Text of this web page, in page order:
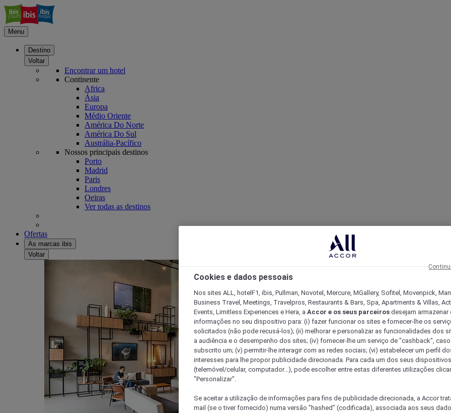
Menu
Destino
Voltar
Encontrar um hotel
Continente
Africa
Ásia
Europa
Médio Oriente
América Do Norte
América Do Sul
Austrália-Pacífico
Nossos principais destinos
Porto
Madrid
Paris
Londres
Oeiras
Ver todas as destinos
Ofertas
As marcas ibis
Voltar
Cookies e dados pessoais
Nos sites ALL, hotelF1, ibis, Pullman, Novotel, Mercure, MGallery, Sofitel, Movenpick,
Business Travel, Meetings, Travelpros, Restaurants & Bars, Spa, Apartments & Villas,
Events, Limitless Experiences e Hera, a Accor e os seus parceiros desejam armazenar
informações no seu dispositivo para: (i) fazer funcionar os sites e fornecer-lhe os
solicitados (não pode recusá-los); (ii) melhorar e personalizar as funcionalidades dos
a audiência e o desempenho dos sites; (iv) fornecer-lhe um serviço de "cashback",
subscrito um; (v) permitir-lhe interagir com as redes sociais; (vi) estabelecer um perfil
interesses para lhe propor publicidade direcionada. Para cada um dos seus dispositivos
(telemóvel/celular, computador...), pode escolher entre estas diferentes utilizações
"Personalizar".
Se aceitar a utilização de informações para fins de publicidade direcionada, a Accor
mail (se o tiver fornecido) numa versão "hashed" (codificada), associada aos seus